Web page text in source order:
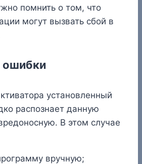
помнить о том, что
могут вызвать сбой в
установленный
распознает данную
В этом случае
вручную;